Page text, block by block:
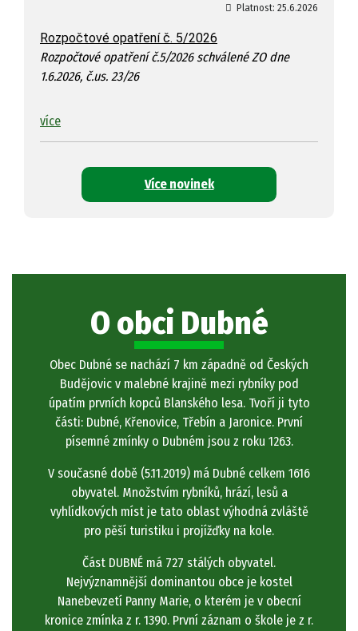
Platnost: 25.6.2026
Rozpočtové opatření č. 5/2026
Rozpočtové opatření č.5/2026 schválené ZO dne
1.6.2026, č.us. 23/26
více
Více novinek
O obci Dubné
Obec Dubné se nachází 7 km západně od Českých
Budějovic v malebné krajině mezi rybníky pod
úpatím prvních kopců Blanského lesa. Tvoří ji tyto
části: Dubné, Křenovice, Třebín a Jaronice. První
písemné zmínky o Dubném jsou z roku 1263.
V současné době (5.11.2019) má Dubné celkem 1616
obyvatel. Množstvím rybníků, hrází, lesů a
vyhlídkových míst je tato oblast výhodná zvláště
pro pěší turistiku i projížďky na kole.
Část DUBNÉ má 727 stálých obyvatel.
Nejvýznamnější dominantou obce je kostel
Nanebevzetí Panny Marie, o kterém je v obecní
kronice zmínka z r. 1390. První záznam o škole je z r.